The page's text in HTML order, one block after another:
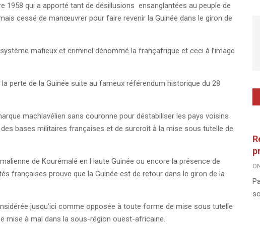
1958 qui a apporté tant de désillusions ensanglantées au peuple de
cessé de manœuvrer pour faire revenir la Guinée dans le giron de
mafieux et criminel dénommé la françafrique et ceci à l’image
perte de la Guinée suite au fameux référendum historique du 28
machiavélien sans couronne pour déstabiliser les pays voisins
bases militaires françaises et de surcroît à la mise sous tutelle de
de Kourémalé en Haute Guinée ou encore la présence de
françaises prouve que la Guinée est de retour dans le giron de la
jusqu’ici comme opposée à toute forme de mise sous tutelle
mise à mal dans la sous-région ouest-africaine.